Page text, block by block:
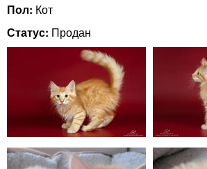
Пол: Кот
Статус: Продан